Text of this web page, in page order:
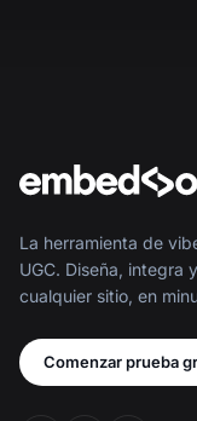
La herramienta de
UGC. Diseña, integra
cualquier sitio, en
Comenzar prueba